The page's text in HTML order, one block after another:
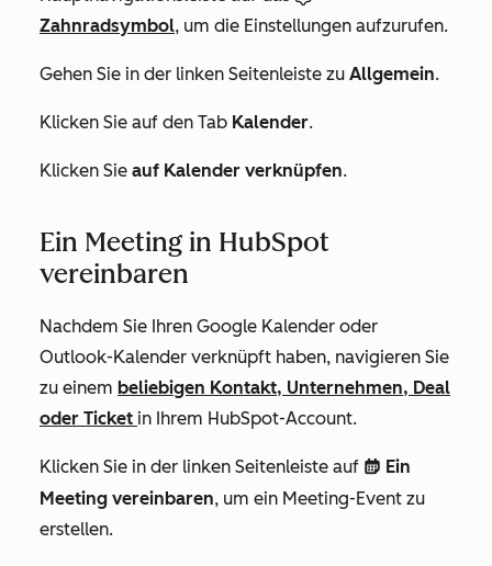
Zahnradsymbol, um die Einstellungen aufzurufen.
Gehen Sie in der linken Seitenleiste zu Allgemein.
Klicken Sie auf den Tab Kalender.
Klicken Sie auf Kalender verknüpfen.
Ein Meeting in HubSpot
vereinbaren
Nachdem Sie Ihren Google Kalender oder
Outlook-Kalender verknüpft haben, navigieren Sie
zu einem beliebigen Kontakt, Unternehmen, Deal
oder Ticket in Ihrem HubSpot-Account.
Klicken Sie in der linken Seitenleiste auf date Ein
Meeting vereinbaren, um ein Meeting-Event zu
erstellen.